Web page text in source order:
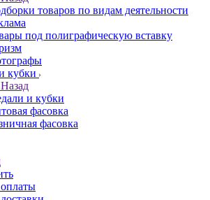
товаров по видам деятельности
под полиграфическую вставку
кубки
Назад
и кубки
фасовка
фасовка